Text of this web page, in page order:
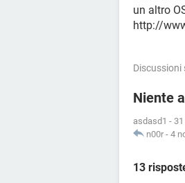
un altro
http://
Discussioni
Niente
asdasd1 -
n00r - 4
13